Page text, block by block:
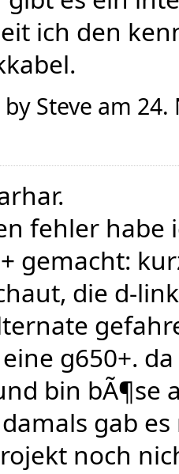
ich den
by Steve am
fehler habe
gemacht:
die d-
g650+.
bin bÃ¶se
gab
noch